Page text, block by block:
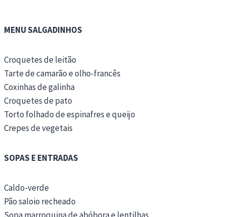
MENU SALGADINHOS
Croquetes de leitão
Tarte de camarão e olho-francês
Coxinhas de galinha
Croquetes de pato
Torto folhado de espinafres e queijo
Crepes de vegetais
SOPAS E ENTRADAS
Caldo-verde
Pão saloio recheado
Sopa marroquina de abóbora e lentilhas